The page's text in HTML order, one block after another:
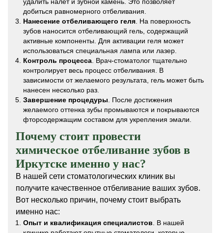
добиться равномерного отбеливания.
Нанесение отбеливающего геля . На поверхность
зубов наносится отбеливающий гель, содержащий
активные компоненты. Для активации геля может
использоваться специальная лампа или лазер.
Контроль процесса . Врач-стоматолог тщательно
контролирует весь процесс отбеливания. В
зависимости от желаемого результата, гель может быть
нанесен несколько раз.
Завершение процедуры . После достижения
желаемого оттенка зубы промываются и покрываются
фторсодержащим составом для укрепления эмали.
Почему стоит провести
химическое отбеливание зубов в
Иркутске именно у нас?
В нашей сети стоматологических клиник вы
получите качественное отбеливание ваших зубов.
Вот несколько причин, почему стоит выбрать
именно нас:
Опыт и квалификация специалистов . В нашей